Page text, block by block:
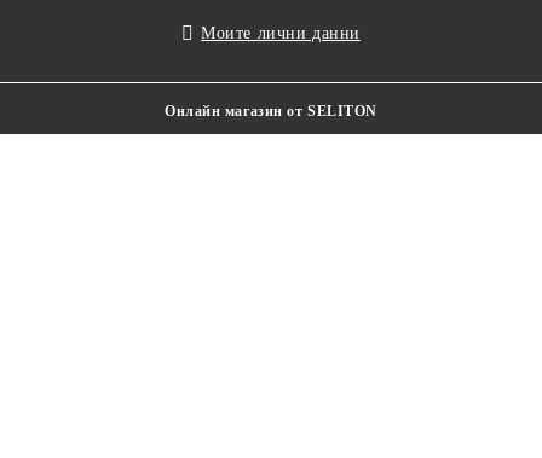
Моите лични данни
Онлайн магазин от SELITON